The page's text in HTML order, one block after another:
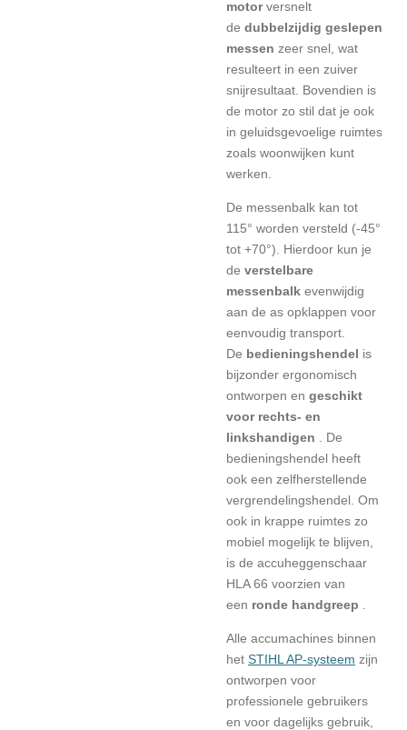
motor versnelt
de dubbelzijdig geslepen
messen zeer snel, wat
resulteert in een zuiver
snijresultaat. Bovendien is
de motor zo stil dat je ook
in geluidsgevoelige ruimtes
zoals woonwijken kunt
werken.
De messenbalk kan tot
115° worden versteld (-45°
tot +70°). Hierdoor kun je
de verstelbare
messenbalk evenwijdig
aan de as opklappen voor
eenvoudig transport.
De bedieningshendel is
bijzonder ergonomisch
ontworpen en geschikt
voor rechts- en
linkshandigen
. De
bedieningshendel heeft
ook een zelfherstellende
vergrendelingshendel. Om
ook in krappe ruimtes zo
mobiel mogelijk te blijven,
is de accuheggenschaar
HLA 66 voorzien van
een ronde handgreep
Alle accumachines binnen
het STIHL AP-systeem zijn
ontworpen voor
professionele gebruikers
en voor dagelijks gebruik,